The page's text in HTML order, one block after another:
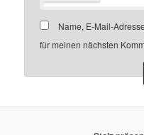
Name, E-Mail-
für meinen nächsten